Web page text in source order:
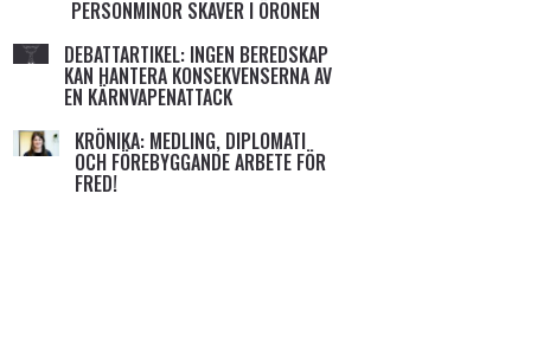
PERSONMINOR SKAVER I ÖRONEN
DEBATTARTIKEL: INGEN BEREDSKAP
KAN HANTERA KONSEKVENSERNA AV
EN KÄRNVAPENATTACK
KRÖNIKA: MEDLING, DIPLOMATI
OCH FÖREBYGGANDE ARBETE FÖR
FRED!